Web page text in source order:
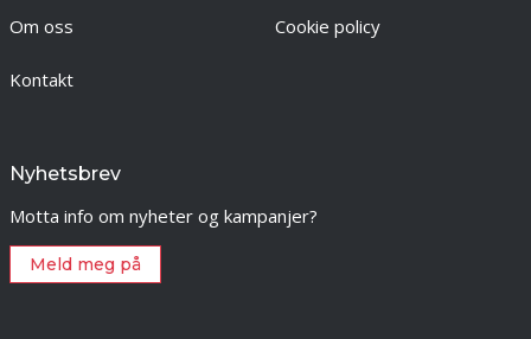
Om oss
Kontakt
Cookie policy
Nyhetsbrev
Motta info om nyheter og kampanjer?
Meld meg på